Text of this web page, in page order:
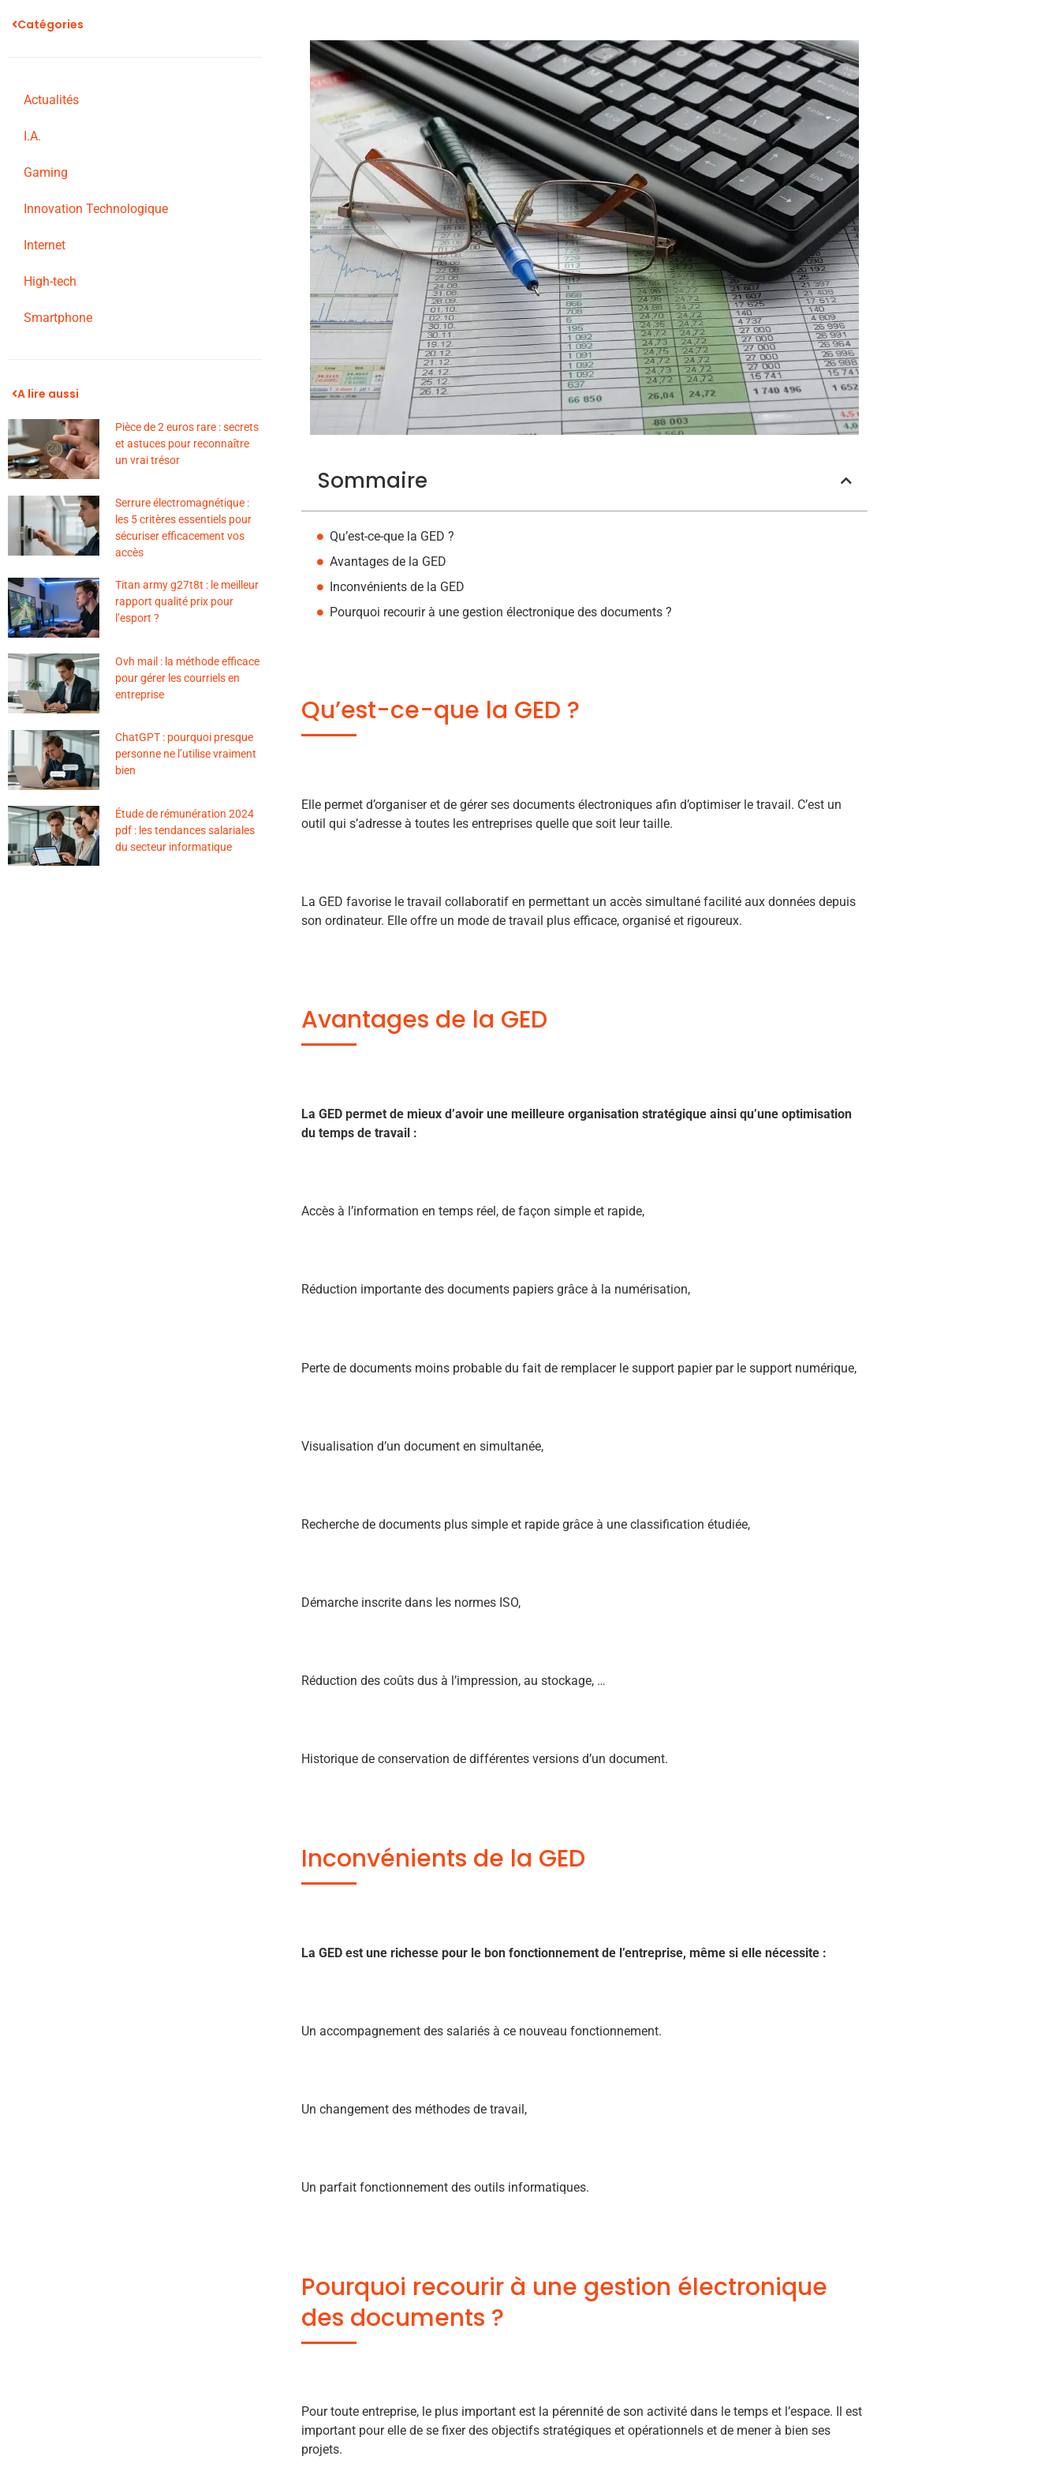
Catégories
Actualités
I.A.
Gaming
Innovation Technologique
Internet
High-tech
Smartphone
A lire aussi
Pièce de 2 euros rare : secrets
et astuces pour reconnaître
un vrai trésor
Serrure électromagnétique :
les 5 critères essentiels pour
sécuriser efficacement vos
accès
Titan army g27t8t : le meilleur
rapport qualité prix pour
l’esport ?
Ovh mail : la méthode efficace
pour gérer les courriels en
entreprise
ChatGPT : pourquoi presque
personne ne l’utilise vraiment
bien
Étude de rémunération 2024
pdf : les tendances salariales
du secteur informatique
Sommaire
Qu’est-ce-que la GED ?
Avantages de la GED
Inconvénients de la GED
Pourquoi recourir à une gestion électronique des documents ?
Qu’est-ce-que la GED ?
Elle permet d’organiser et de gérer ses documents électroniques afin d’optimiser le travail. C’est un
outil qui s’adresse à toutes les entreprises quelle que soit leur taille.
La GED favorise le travail collaboratif en permettant un accès simultané facilité aux données depuis
son ordinateur. Elle offre un mode de travail plus efficace, organisé et rigoureux.
Avantages de la GED
La GED permet de mieux d’avoir une meilleure organisation stratégique ainsi qu’une optimisation
du temps de travail :
Accès à l’information en temps réel, de façon simple et rapide,
Réduction importante des documents papiers grâce à la numérisation,
Perte de documents moins probable du fait de remplacer le support papier par le support numérique,
Visualisation d’un document en simultanée,
Recherche de documents plus simple et rapide grâce à une classification étudiée,
Démarche inscrite dans les normes ISO,
Réduction des coûts dus à l’impression, au stockage, …
Historique de conservation de différentes versions d’un document.
Inconvénients de la GED
La GED est une richesse pour le bon fonctionnement de l’entreprise, même si elle nécessite :
Un accompagnement des salariés à ce nouveau fonctionnement.
Un changement des méthodes de travail,
Un parfait fonctionnement des outils informatiques.
Pourquoi recourir à une gestion électronique
des documents ?
Pour toute entreprise, le plus important est la pérennité de son activité dans le temps et l’espace. Il est
important pour elle de se fixer des objectifs stratégiques et opérationnels et de mener à bien ses
projets.